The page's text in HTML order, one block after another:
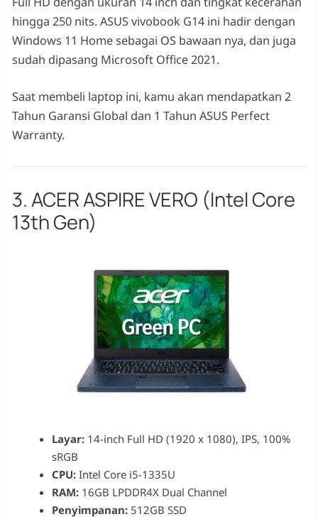
hingga 250 nits. ASUS vivobook G14 ini hadir dengan
Windows 11 Home sebagai OS bawaan nya, dan juga
sudah dipasang Microsoft Office 2021.
Saat membeli laptop ini, kamu akan mendapatkan 2
Tahun Garansi Global dan 1 Tahun ASUS Perfect
Warranty.
3. ACER ASPIRE VERO (Intel Core
13th Gen)
Layar: 14-inch Full HD (1920 x 1080), IPS, 100%
sRGB
CPU: Intel Core i5-1335U
RAM: 16GB LPDDR4X Dual Channel
Penyimpanan: 512GB SSD